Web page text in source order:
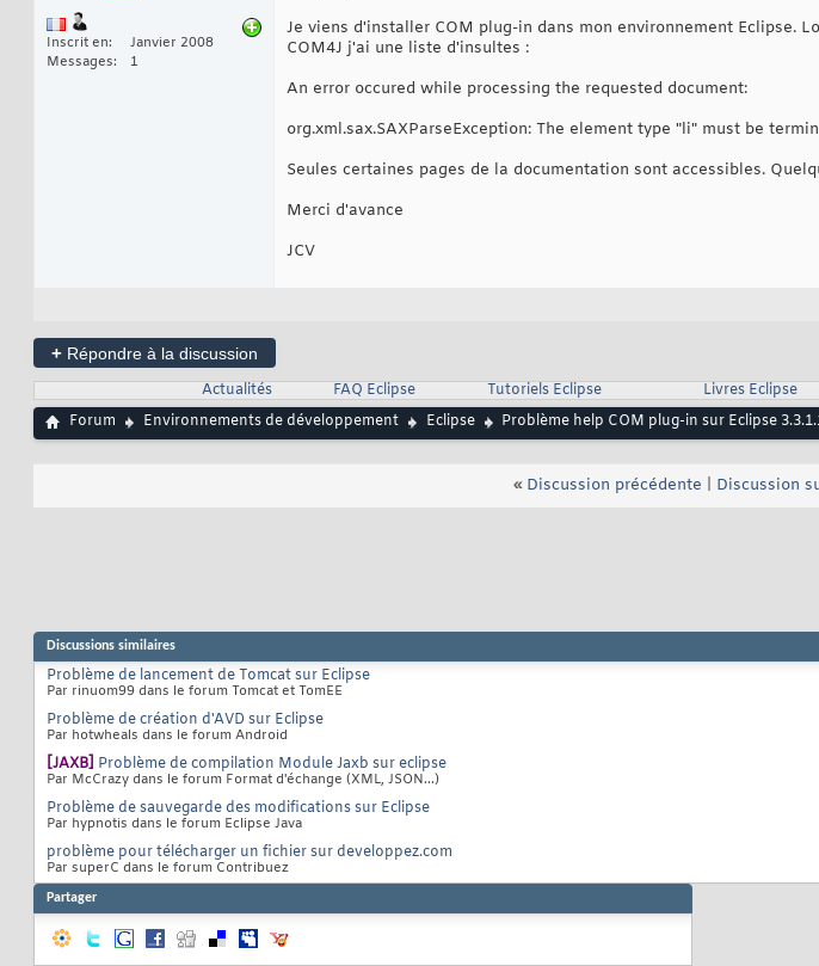
Inscrit en
Janvier 2008
Messages
1
Je viens d'installer COM plug-in dans mon environnement Eclipse.
COM4J j'ai une liste d'insultes :
An error occured while processing the requested document:
org.xml.sax.SAXParseException: The element type "li" must be
Seules certaines pages de la documentation sont accessibles.
Merci d'avance
JCV
+ Répondre à la discussion
Actualités
FAQ Eclipse Tutoriels Eclipse Livres Eclipse
Forum
Environnements de développement Eclipse Problème help COM plug-in sur Eclipse
« Discussion précédente Discussion
Discussions similaires
Problème de lancement de Tomcat sur Eclipse
Par rinuom99 dans le forum Tomcat et TomEE
Problème de création d'AVD sur Eclipse
Par hotwheals dans le forum Android
[JAXB] Problème de compilation Module Jaxb sur eclipse
Par McCrazy dans le forum Format d'échange (XML, JSON...)
Problème de sauvegarde des modifications sur Eclipse
Par hypnotis dans le forum Eclipse Java
problème pour télécharger un fichier sur developpez.com
Par superC dans le forum Contribuez
Partager